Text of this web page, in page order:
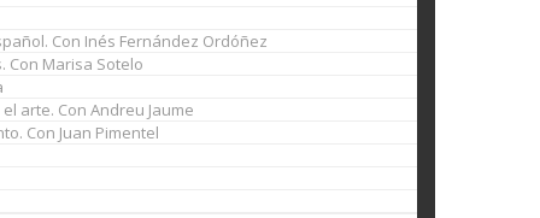
Con Inés Fernández Ordóñez
Con Marisa Sotelo
arte. Con Andreu Jaume
Con Juan Pimentel